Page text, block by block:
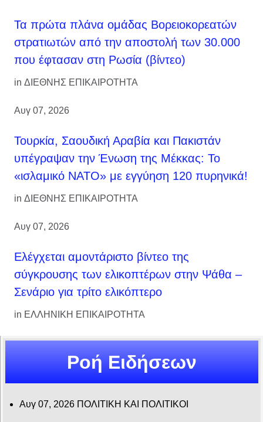
Τα πρώτα πλάνα ομάδας Βορειοκορεατών
στρατιωτών από την αποστολή των 30.000
που έφτασαν στη Ρωσία (βίντεο)
in ΔΙΕΘΝΗΣ ΕΠΙΚΑΙΡΟΤΗΤΑ
Αυγ 07, 2026
Τουρκία, Σαουδική Αραβία και Πακιστάν
υπέγραψαν την Ένωση της Μέκκας: Το
«ισλαμικό ΝΑΤΟ» με εγγύηση 120 πυρηνικά!
in ΔΙΕΘΝΗΣ ΕΠΙΚΑΙΡΟΤΗΤΑ
Αυγ 07, 2026
Ελέγχεται αμοντάριστο βίντεο της
σύγκρουσης των ελικοπτέρων στην Ψάθα –
Σενάριο για τρίτο ελικόπτερο
in ΕΛΛΗΝΙΚΗ ΕΠΙΚΑΙΡΟΤΗΤΑ
Ροή Ειδήσεων
Αυγ 07, 2026 ΠΟΛΙΤΙΚΗ ΚΑΙ ΠΟΛΙΤΙΚΟΙ